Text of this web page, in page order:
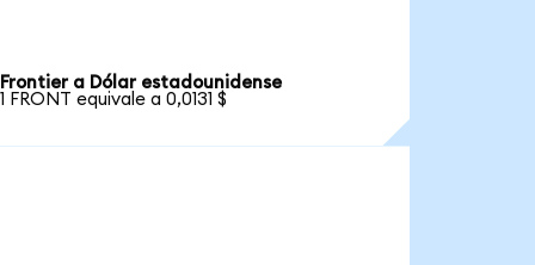
Frontier a Dólar estadounidense
1 FRONT equivale a 0,0131 $